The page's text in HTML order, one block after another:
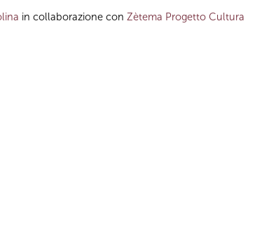
in collaborazione con Zètema Progetto Cultura